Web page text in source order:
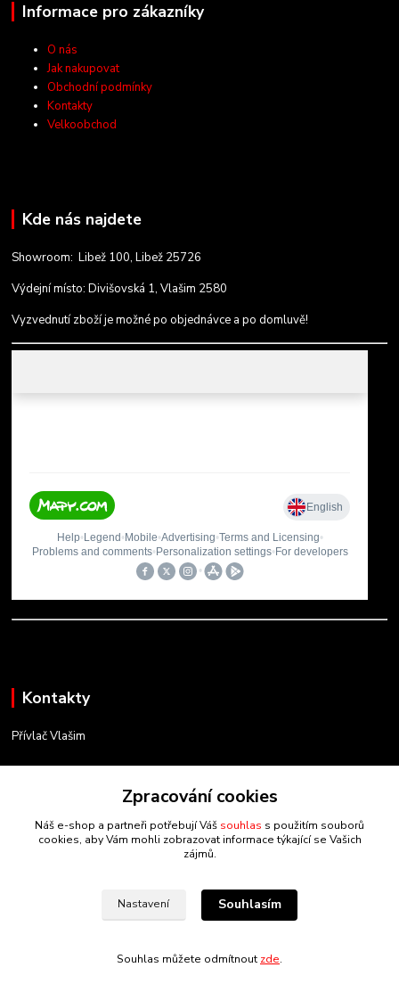
Informace pro zákazníky
O nás
Jak nakupovat
Obchodní podmínky
Kontakty
Velkoobchod
Kde nás najdete
Showroom: Libež 100, Libež 25726
Výdejní místo: Divišovská 1, Vlašim 2580
Vyzvednutí zboží je možné po objednávce a po domluvě!
Kontakty
Přívlač Vlašim
734 754 584
info@privlacvlasim.cz
Zpracování cookies
Náš e-shop a partneři potřebují Váš souhlas s použitím souborů
cookies, aby Vám mohli zobrazovat informace týkající se Vašich
zájmů.
Nastavení Souhlasím
Souhlas můžete odmítnout zde.